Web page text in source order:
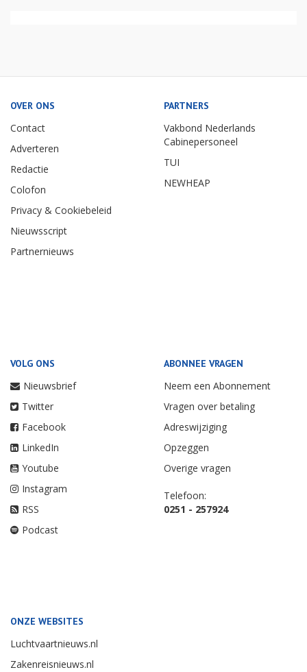
OVER ONS
Contact
Adverteren
Redactie
Colofon
Privacy & Cookiebeleid
Nieuwsscript
Partnernieuws
PARTNERS
Vakbond Nederlands
Cabinepersoneel
TUI
NEWHEAP
VOLG ONS
Nieuwsbrief
Twitter
Facebook
LinkedIn
Youtube
Instagram
RSS
Podcast
ABONNEE VRAGEN
Neem een Abonnement
Vragen over betaling
Adreswijziging
Opzeggen
Overige vragen
Telefoon:
0251 - 257924
ONZE WEBSITES
Luchtvaartnieuws.nl
Zakenreisnieuws.nl